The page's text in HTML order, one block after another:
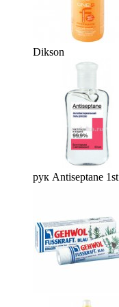
Dikson
рук Antiseptane 1st